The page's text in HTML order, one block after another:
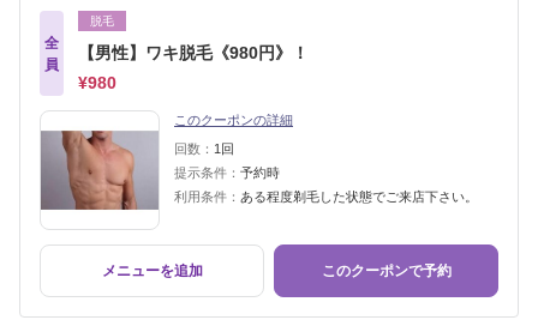
全
員
脱毛
【男性】ワキ脱毛《980円》！
¥980
このクーポンの詳細
回数： 1回
提示条件： 予約時
利用条件： ある程度剃毛した状態でご来店下さい。
メニューを追加 このクーポンで予約